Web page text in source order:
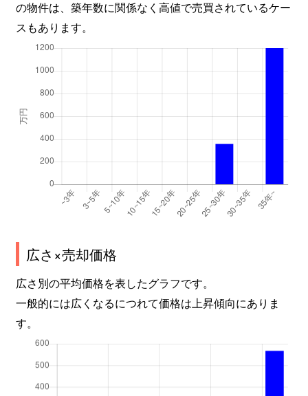
の物件は、築年数に関係なく高値で売買されているケー
スもあります。
広さ×売却価格
広さ別の平均価格を表したグラフです。
一般的には広くなるにつれて価格は上昇傾向にありま
す。